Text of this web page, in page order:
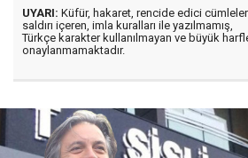
UYARI: Küfür, hakaret, rencide edici
saldırı içeren, imla kuralları ile yazılmamış,
Türkçe karakter kullanılmayan ve büyük
onaylanmamaktadır.